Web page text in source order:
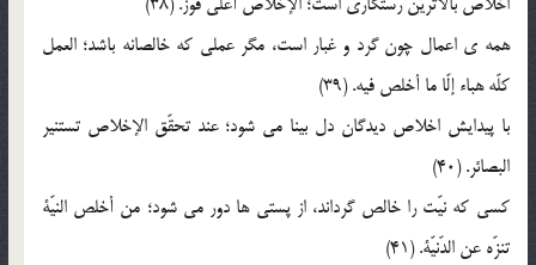
همه ي اعمال چون گرد و غبار است، مگر عملي که خالصانه باشد؛ العمل
کلّه هباء إلّا ما أخلص فيه. (39)
با پيدايش اخلاص ديدگان دل بينا مي شود؛ عند تحقّق الإخلاص تستنير
البصائر. (40)
کسي که نيّت را خالص گرداند، از پستي ها دور مي شود؛ من أخلص النيّة
تنزّه عن الدّنيّة. (41)